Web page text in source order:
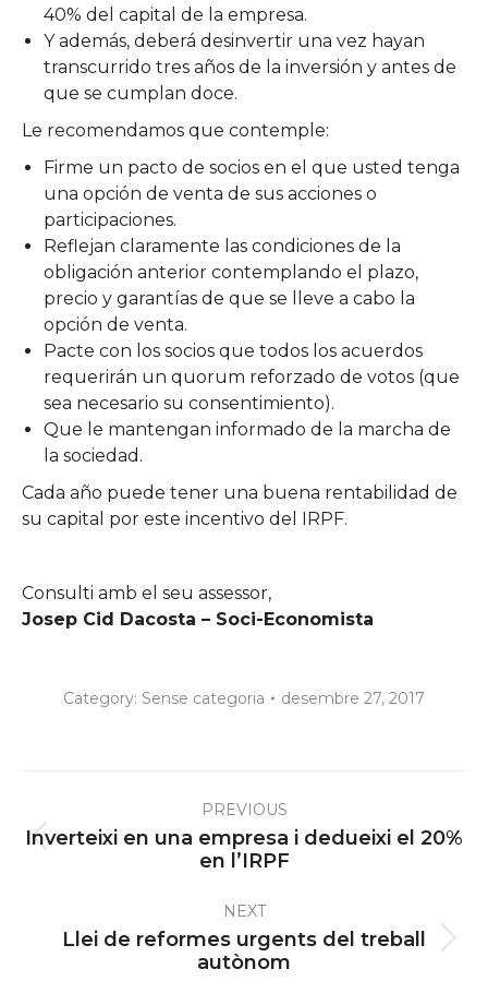
40% del capital de la empresa.
Y además, deberá desinvertir una vez hayan
transcurrido tres años de la inversión y antes de
que se cumplan doce.
Le recomendamos que contemple:
Firme un pacto de socios en el que usted tenga
una opción de venta de sus acciones o
participaciones.
Reflejan claramente las condiciones de la
obligación anterior contemplando el plazo,
precio y garantías de que se lleve a cabo la
opción de venta.
Pacte con los socios que todos los acuerdos
requerirán un quorum reforzado de votos (que
sea necesario su consentimiento).
Que le mantengan informado de la marcha de
la sociedad.
Cada año puede tener una buena rentabilidad de
su capital por este incentivo del IRPF.
Consulti amb el seu assessor,
Josep Cid Dacosta – Soci-Economista
Category: Sense categoria desembre 27, 2017
navigationPREVIOUS
Previous
post:
Inverteixi en una empresa i dedueixi el 20%
en l’IRPF
NEXT
Next
post:
Llei de reformes urgents del treball
autònom